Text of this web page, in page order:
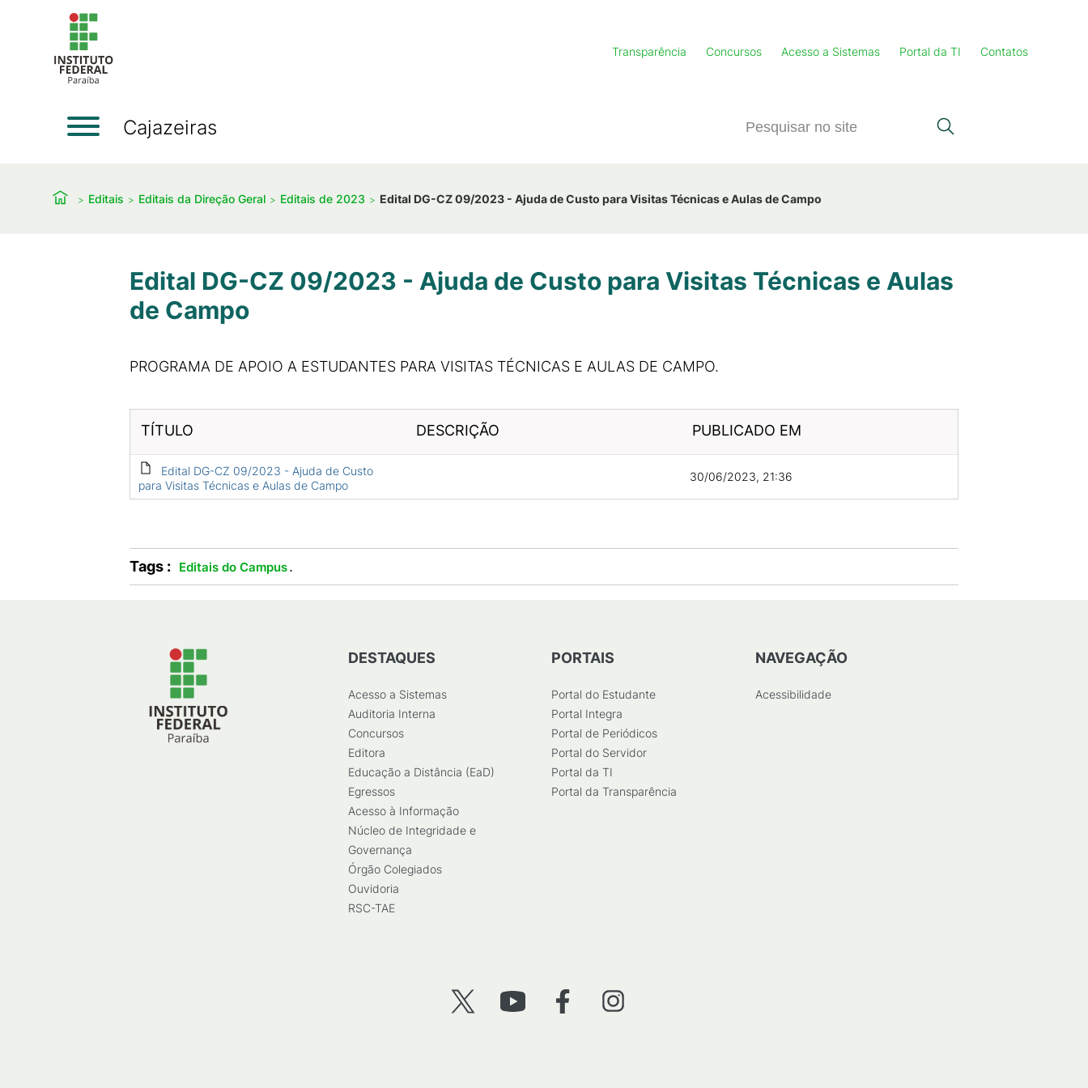
Transparência Concursos Acesso a Sistemas Portal da TI Contatos
Cajazeiras
Editais Editais da Direção Geral Editais de 2023 Edital DG-CZ 09/2023 - Ajuda de Custo para Visitas Técnicas e Aulas de Campo
Edital DG-CZ 09/2023 - Ajuda de Custo para Visitas Técnicas e Aulas
de Campo
PROGRAMA DE APOIO A ESTUDANTES PARA VISITAS TÉCNICAS E AULAS DE CAMPO.
TÍTULO DESCRIÇÃO PUBLICADO EM
Edital DG-CZ 09/2023 - Ajuda de Custo
para Visitas Técnicas e Aulas de Campo
30/06/2023, 21:36
Tags : Editais do Campus.
DESTAQUES
Acesso a Sistemas
Auditoria Interna
Concursos
Editora
Educação a Distância (EaD)
Egressos
Acesso à Informação
Núcleo de Integridade e
Governança
Órgão Colegiados
Ouvidoria
RSC-TAE
PORTAIS
Portal do Estudante
Portal Integra
Portal de Periódicos
Portal do Servidor
Portal da TI
Portal da Transparência
NAVEGAÇÃO
Acessibilidade